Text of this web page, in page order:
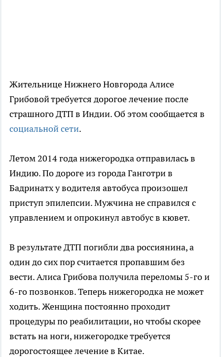
Жительнице Нижнего Новгорода Алисе
Грибовой требуется дорогое лечение после
страшного ДТП в Индии. Об этом сообщается в
социальной сети.
Летом 2014 года нижегородка отправилась в
Индию. По дороге из города Ганготри в
Бадринатх у водителя автобуса произошел
приступ эпилепсии. Мужчина не справился с
управлением и опрокинул автобус в кювет.
В результате ДТП погибли два россиянина, а
один до сих пор считается пропавшим без
вести. Алиса Грибова получила переломы 5-го и
6-го позвонков. Теперь нижегородка не может
ходить. Женщина постоянно проходит
процедуры по реабилитации, но чтобы скорее
встать на ноги, нижегородке требуется
дорогостоящее лечение в Китае.